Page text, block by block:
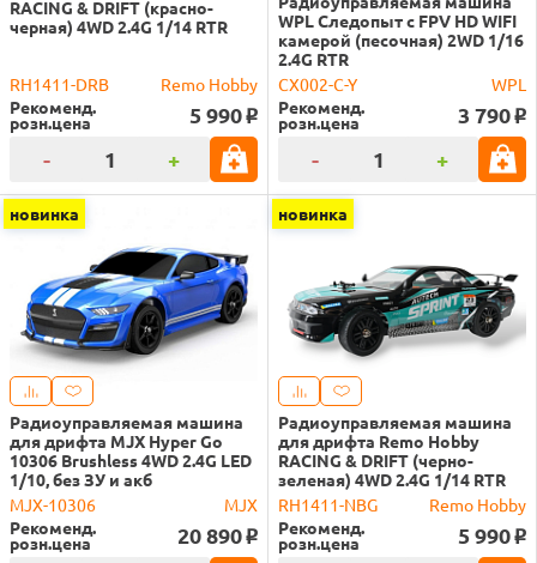
RACING & DRIFT (красно-
черная) 4WD 2.4G 1/14 RTR
RH1411-DRB
Remo Hobby
Рекоменд.
розн.цена 5 990 o
- +
WPL Следопыт с FPV HD WIFI
камерой (песочная) 2WD 1/16
2.4G RTR
CX002-C-Y
WPL
Рекоменд.
розн.цена 3 790 o
- +
новинка
Радиоуправляемая машина
для дрифта MJX Hyper Go
10306 Brushless 4WD 2.4G LED
1/10, без ЗУ и акб
MJX-10306
MJX
Рекоменд.
розн.цена 20 890 o
новинка
Радиоуправляемая машина
для дрифта Remo Hobby
RACING & DRIFT (черно-
зеленая) 4WD 2.4G 1/14 RTR
RH1411-NBG
Remo Hobby
Рекоменд.
розн.цена 5 990 o